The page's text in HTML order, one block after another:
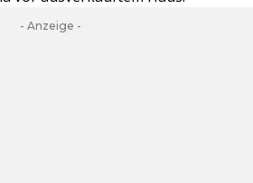
- Anzeige -